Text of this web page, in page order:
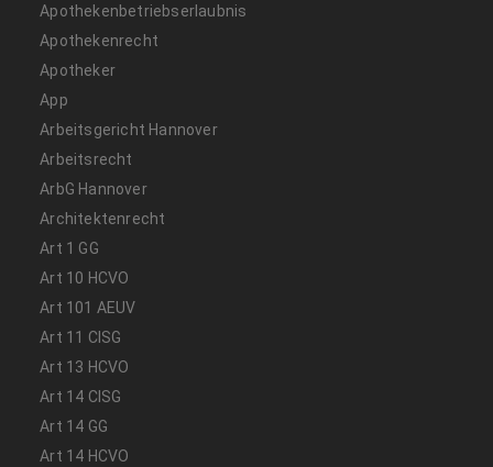
Apothekenbetriebserlaubnis
Apothekenrecht
Apotheker
App
Arbeitsgericht Hannover
Arbeitsrecht
ArbG Hannover
Architektenrecht
Art 1 GG
Art 10 HCVO
Art 101 AEUV
Art 11 CISG
Art 13 HCVO
Art 14 CISG
Art 14 GG
Art 14 HCVO